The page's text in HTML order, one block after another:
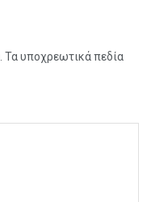
Τα υποχρεωτικά πεδία